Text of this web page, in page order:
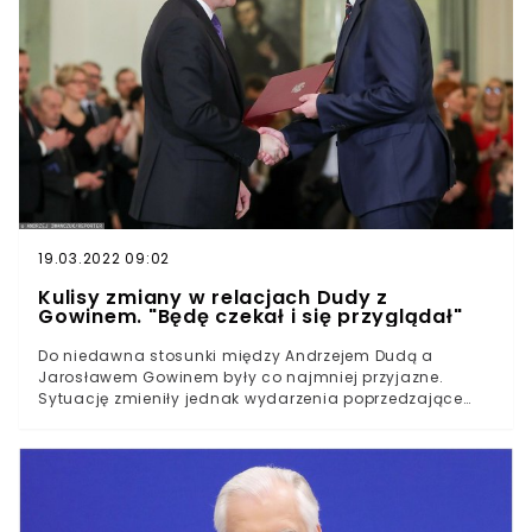
program przyjęty przez Zjednoczoną Prawicę w 2015 roku
odpowiadał definicji zachodnioeuropejskiej chadecji.
Gowin zaznaczył, że w trakcie kilku lat współpracy z
Kaczyńskim udało się zrealizować wiele założeń.Z
czasem prezes PiS zaczął jednak realizować swe
marzenia o przeprowadzeniu "populistycznej rewolucji".
W trakcie drugiej kadencji, ocenił były wicepremier,
"tamy pękły".
19.03.2022 09:02
Kulisy zmiany w relacjach Dudy z
Gowinem. "Będę czekał i się przyglądał"
Do niedawna stosunki między Andrzejem Dudą a
Jarosławem Gowinem były co najmniej przyjazne.
Sytuację zmieniły jednak wydarzenia poprzedzające
oczekiwać jasnej deklaracji.13 sierpnia, dwa dni po
przyjęciu ustawy Lex TVN przez Sejm, Jarosław Gowin
zapowiedział spotkanie z Andrzejem Dudą, które miało
odbyć się w cztery oczy i bezpośrednio dotyczyć zmian